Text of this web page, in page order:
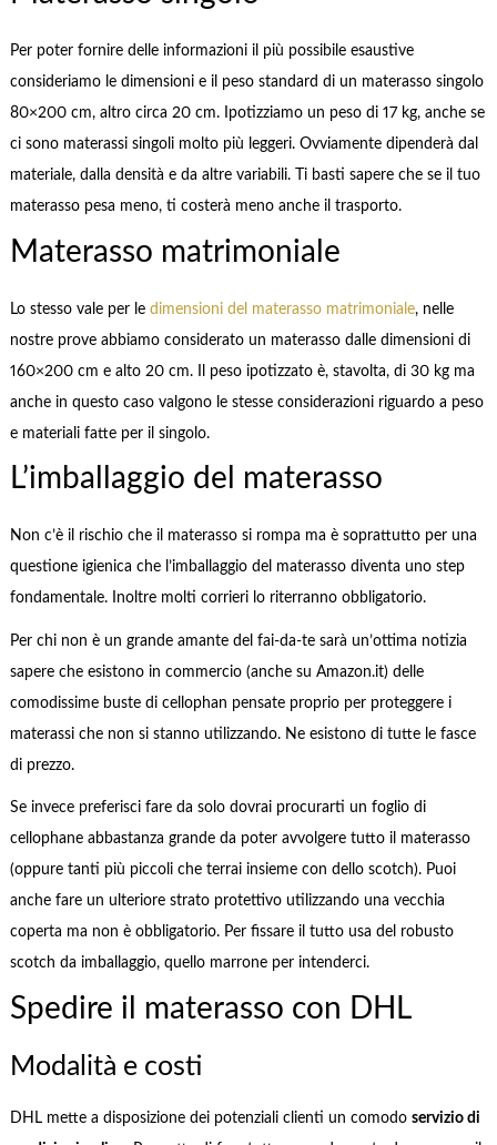
Per poter fornire delle informazioni il più possibile esaustive
consideriamo le dimensioni e il peso standard di un materasso singolo
80×200 cm, altro circa 20 cm. Ipotizziamo un peso di 17 kg, anche se
ci sono materassi singoli molto più leggeri. Ovviamente dipenderà dal
materiale, dalla densità e da altre variabili. Ti basti sapere che se il tuo
materasso pesa meno, ti costerà meno anche il trasporto.
Materasso matrimoniale
Lo stesso vale per le dimensioni del materasso matrimoniale, nelle
nostre prove abbiamo considerato un materasso dalle dimensioni di
160×200 cm e alto 20 cm. Il peso ipotizzato è, stavolta, di 30 kg ma
anche in questo caso valgono le stesse considerazioni riguardo a peso
e materiali fatte per il singolo.
L’imballaggio del materasso
Non c’è il rischio che il materasso si rompa ma è soprattutto per una
questione igienica che l’imballaggio del materasso diventa uno step
fondamentale. Inoltre molti corrieri lo riterranno obbligatorio.
Per chi non è un grande amante del fai-da-te sarà un’ottima notizia
sapere che esistono in commercio (anche su Amazon.it) delle
comodissime buste di cellophan pensate proprio per proteggere i
materassi che non si stanno utilizzando. Ne esistono di tutte le fasce
di prezzo.
Se invece preferisci fare da solo dovrai procurarti un foglio di
cellophane abbastanza grande da poter avvolgere tutto il materasso
(oppure tanti più piccoli che terrai insieme con dello scotch). Puoi
anche fare un ulteriore strato protettivo utilizzando una vecchia
coperta ma non è obbligatorio. Per fissare il tutto usa del robusto
scotch da imballaggio, quello marrone per intenderci.
Spedire il materasso con DHL
Modalità e costi
DHL mette a disposizione dei potenziali clienti un comodo servizio di